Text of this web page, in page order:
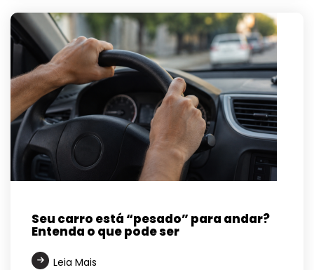
Seu carro está “pesado” para andar?
Entenda o que pode ser
Leia Mais